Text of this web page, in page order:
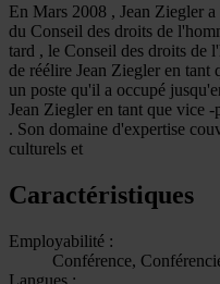
En Mars 2008 , Jean Ziegler
du Conseil des droits de
tard , le Conseil des droits de
de réélire Jean Ziegler en
un poste qu'il a occupé
Jean Ziegler en tant que vice
. Son domaine d'expertise
culturels et
Caractéristiques
Employabilité :
Conférence,
Langues :